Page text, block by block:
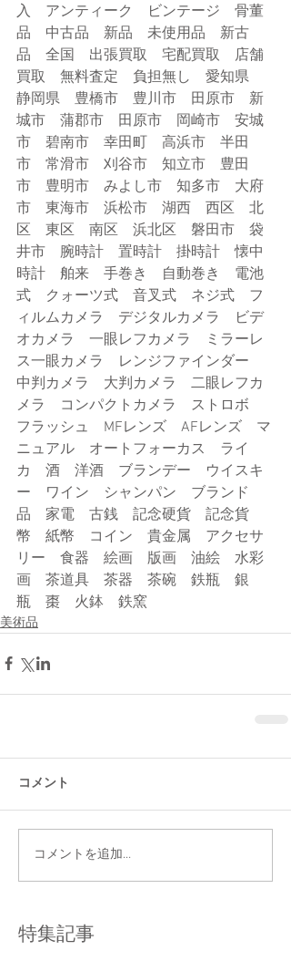
入　アンティーク　ビンテージ　骨董
品　中古品　新品　未使用品　新古
品　全国　出張買取　宅配買取　店舗
買取　無料査定　負担無し　愛知県
静岡県　豊橋市　豊川市　田原市　新
城市　蒲郡市　田原市　岡崎市　安城
市　碧南市　幸田町　高浜市　半田
市　常滑市　刈谷市　知立市　豊田
市　豊明市　みよし市　知多市　大府
市　東海市　浜松市　湖西　西区　北
区　東区　南区　浜北区　磐田市　袋
井市　腕時計　置時計　掛時計　懐中
時計　舶来　手巻き　自動巻き　電池
式　クォーツ式　音叉式　ネジ式　フ
ィルムカメラ　デジタルカメラ　ビデ
オカメラ　一眼レフカメラ　ミラーレ
ス一眼カメラ　レンジファインダー
中判カメラ　大判カメラ　二眼レフカ
メラ　コンパクトカメラ　ストロボ
フラッシュ　MFレンズ　AFレンズ　マ
ニュアル　オートフォーカス　ライ
カ　酒　洋酒　ブランデー　ウイスキ
ー　ワイン　シャンパン　ブランド
品　家電　古銭　記念硬貨　記念貨
幣　紙幣　コイン　貴金属　アクセサ
リー　食器　絵画　版画　油絵　水彩
画　茶道具　茶器　茶碗　鉄瓶　銀
瓶　棗　火鉢　鉄窯
美術品
コメント
コメントを追加…
特集記事